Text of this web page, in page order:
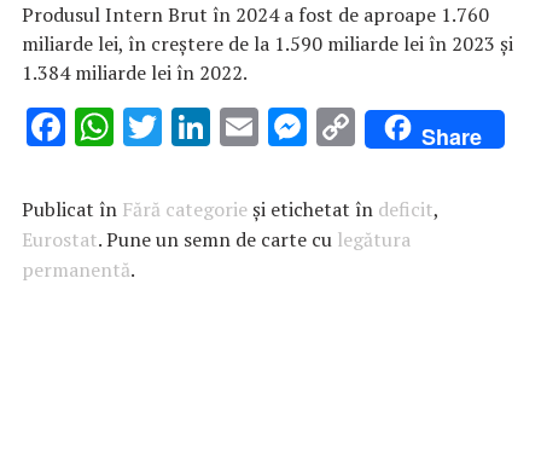
Produsul Intern Brut în 2024 a fost de aproape 1.760
miliarde lei, în creştere de la 1.590 miliarde lei în 2023 şi
1.384 miliarde lei în 2022.
F
e
b
o
W
at
s
A
T
it
te
Li
k
e
E
ai
l
M
se
n
C
o
p
y
Share
Publicat în Fără categorieși etichetat în deficit,
Eurostat. Pune un semn de carte cu legătura
permanentă.